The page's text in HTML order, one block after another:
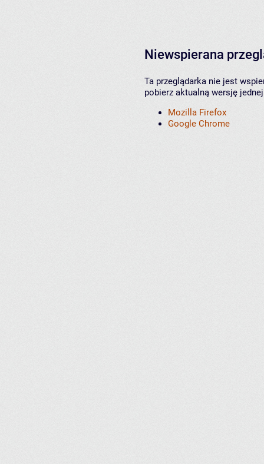
Niewspierana
Ta przeglądarka nie jest
pobierz aktualną wersję
Mozilla Firefox
Google Chrome